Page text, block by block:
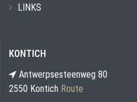
LINKS
KONTICH
Antwerpsesteenweg 80
2550 Kontich Route